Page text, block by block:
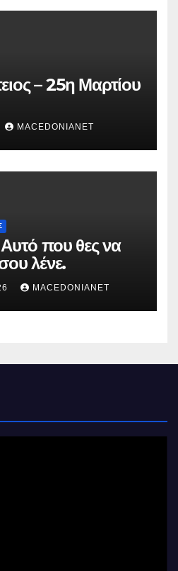
– 25η Μαρτίου
MACEDONIANET
που θες να
λένε.
MACEDONIANET